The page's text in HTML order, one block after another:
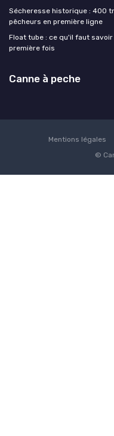
Sécheresse historique : 400
pêcheurs en première ligne
Float tube : ce qu'il faut
première fois
Canne à peche
Mentions légales
©